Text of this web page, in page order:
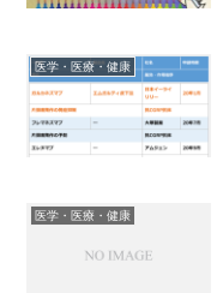
医学・医療・健康
医学・医療・健康